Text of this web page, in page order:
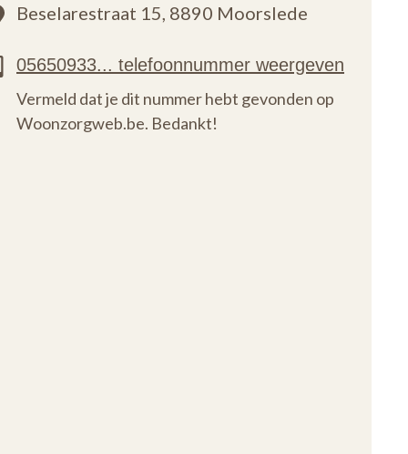
Beselarestraat 15, 8890 Moorslede
Vermeld dat je dit nummer hebt gevonden op
Woonzorgweb.be. Bedankt!